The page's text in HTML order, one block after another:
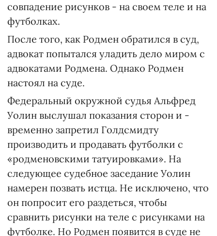
совпадение рисунков - на своем теле и на
футболках.
После того, как Родмен обратился в суд,
адвокат попытался уладить дело миром с
адвокатами Родмена. Однако Родмен
настоял на суде.
Федеральный окружной судья Альфред
Уолин выслушал показания сторон и -
временно запретил Голдсмидту
производить и продавать футболки с
«родменовскими татуировками». На
следующее судебное заседание Уолин
намерен позвать истца. Не исключено, что
он попросит его раздеться, чтобы
сравнить рисунки на теле с рисунками на
футболке. Но Родмен появится в суде не